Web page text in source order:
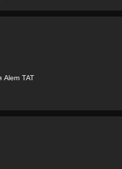
Alem TAT